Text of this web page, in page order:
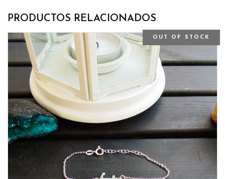
PRODUCTOS RELACIONADOS
OUT OF STOCK